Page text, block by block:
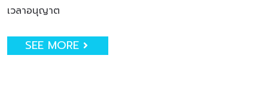
เวลาอนุญาต
SEE MORE